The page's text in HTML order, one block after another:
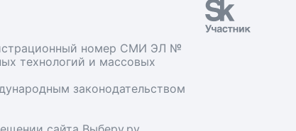
номер СМИ ЭЛ №
технологий и массовых
законодательством